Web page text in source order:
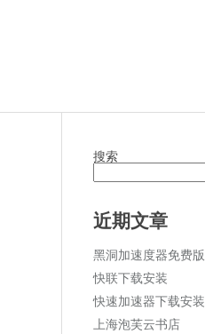
搜索
近期文章
黑洞加速度器免费版
快联下载安装
快速加速器下载安装
上海泡芙云书店